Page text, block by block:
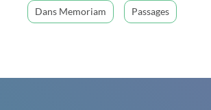
Dans Memoriam Passages